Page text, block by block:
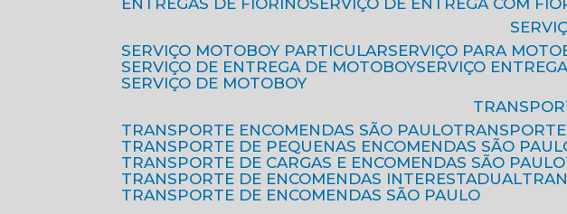
ENTREGAS DE FIORINO
SERVIÇO DE ENTREGA COM
SERVIÇO MOTOBOY PARTICULAR
SERVIÇO PARA
SERVIÇO DE ENTREGA DE MOTOBOY
SERVIÇO
SERVIÇO DE MOTOBOY
TRANSPORTE ENCOMENDAS SÃO PAULO
TRANSPORTE DE PEQUENAS ENCOMENDAS SÃO
TRANSPORTE DE CARGAS E ENCOMENDAS SÃO PAULO
TRANSPORTE DE ENCOMENDAS INTERESTADUAL
TRANSPORTE DE ENCOMENDAS SÃO PAULO